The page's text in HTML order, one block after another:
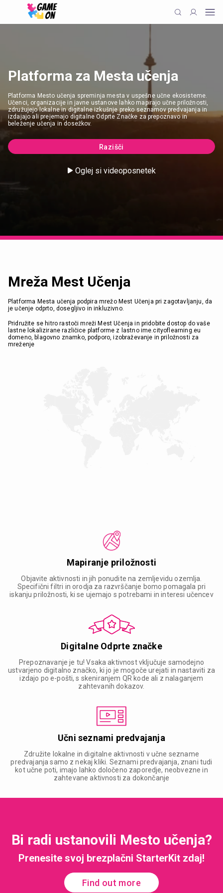
Platforma za Mesta učenja
Platforma Mesto učenja spreminja mesta v uspešne učne ekosisteme.
Učenci, organizacije in javne ustanove lahko mapirajo učne priložnosti,
združujejo lokalne in digitalne izkušnje preko seznamov predvajanja in
izdajajo ali prejemajo digitalne Odprte Značke za prepoznavo in
beleženje učenja in dosežkov.
Razišči
Oglej si videoposnetek
Mreža Mest Učenja
Platforma Mesta učenja podpira mrežo Mest Učenja pri zagotavljanju, da
je učenje odprto, dosegljivo in inkluzivno.
Pridružite se hitro rastoči mreži Mest Učenja in pridobite dostop do vaše
lastne lokalizirane različice platforme z lastno ime.cityoflearning.eu
domeno, blagovno znamko, podporo, izobraževanje in priložnosti za
mreženje
Mapiranje priložnosti
Objavite aktivnosti in jih ponudite na zemljevidu ozemlja.
Specifični filtri in orodja za razvrščanje bomo pomagala pri
iskanju priložnosti, ki se ujemajo s potrebami in interesi učencev
Digitalne Odprte značke
Prepoznavanje je tu! Vsaka aktivnost vključuje samodejno
ustvarjeno digitalno značko, ki jo je mogoče urejati in nastaviti za
izdajo po e-pošti, s skeniranjem QR kode ali z nalaganjem
zahtevanih dokazov.
Učni seznami predvajanja
Združite lokalne in digitalne aktivnosti v učne sezname
predvajanja samo z nekaj kliki. Seznami predvajanja, znani tudi
kot učne poti, imajo lahko določeno zaporedje, neobvezne in
zahtevane aktivnosti za dokončanje
Bi radi ustanovili Mesto učenja?
Prenesite svoj brezplačni StarterKit zdaj!
Find out more